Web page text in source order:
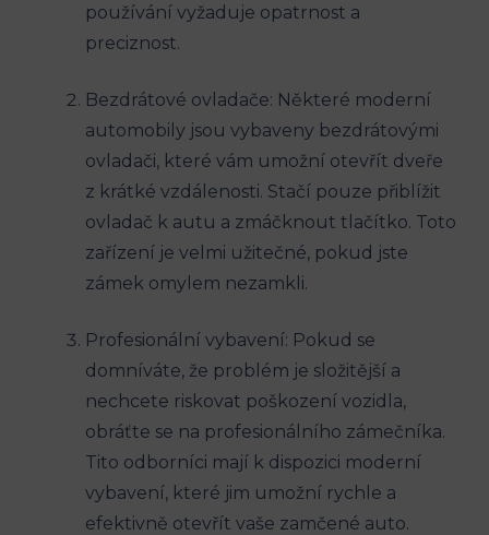
používání vyžaduje opatrnost a
preciznost.
Bezdrátové ovladače: Některé moderní
automobily jsou vybaveny bezdrátovými
ovladači, které vám umožní otevřít dveře
z krátké vzdálenosti. Stačí pouze přiblížit
ovladač k autu a zmáčknout tlačítko. Toto
zařízení je velmi užitečné, pokud jste
zámek omylem nezamkli.
Profesionální vybavení: Pokud se
domníváte, že problém je složitější a
nechcete riskovat poškození vozidla,
obráťte se na profesionálního zámečníka.
Tito odborníci mají k dispozici moderní
vybavení, které jim umožní rychle a
efektivně otevřít vaše zamčené auto.